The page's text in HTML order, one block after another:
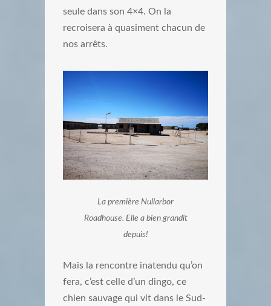
seule dans son 4×4. On la
recroisera à quasiment chacun de
nos arrêts.
La première Nullarbor
Roadhouse. Elle a bien grandit
depuis!
Mais la rencontre inatendu qu’on
fera, c’est celle d’un dingo, ce
chien sauvage qui vit dans le Sud-